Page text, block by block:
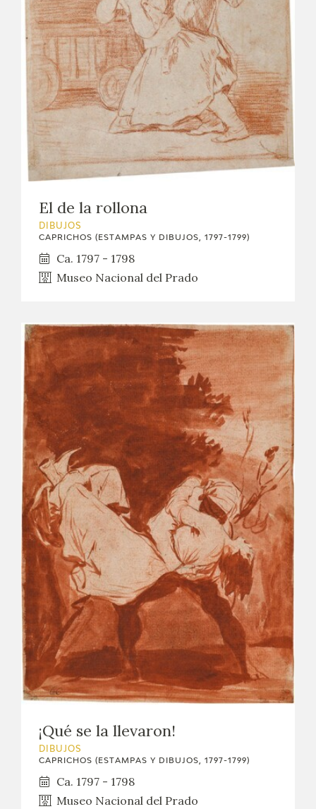
El de la rollona
DIBUJOS
CAPRICHOS (ESTAMPAS Y DIBUJOS, 1797-1799)
Ca. 1797 - 1798
Museo Nacional del Prado
¡Qué se la llevaron!
DIBUJOS
CAPRICHOS (ESTAMPAS Y DIBUJOS, 1797-1799)
Ca. 1797 - 1798
Museo Nacional del Prado